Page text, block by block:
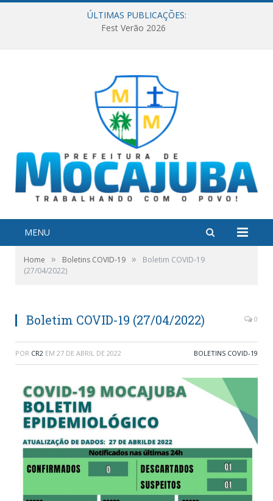
ÚLTIMAS PUBLICAÇÕES:
Fest Verão 2026
MENU
Home » Boletins COVID-19 »
Boletim COVID-19
(27/04/2022)
Boletim COVID-19 (27/04/2022) 0
POR CR2 EM 27 DE ABRIL DE 2022 BOLETINS COVID-19